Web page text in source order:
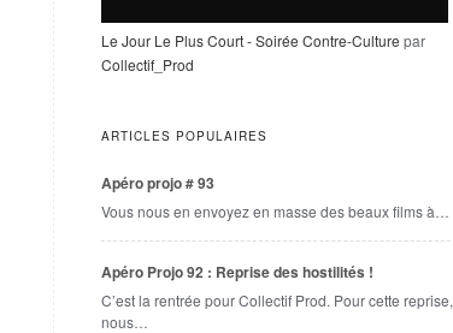
Le Jour Le Plus Court - Soirée Contre-Culture par
Collectif_Prod
ARTICLES POPULAIRES
Apéro projo # 93
Vous nous en envoyez en masse des beaux films à…
Apéro Projo 92 : Reprise des hostilités !
C’est la rentrée pour Collectif Prod. Pour cette reprise,
nous…